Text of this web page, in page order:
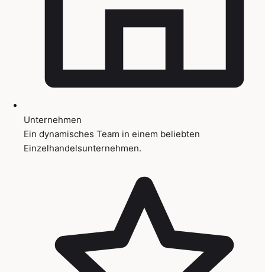
Unternehmen
Ein dynamisches Team in einem beliebten
Einzelhandelsunternehmen.